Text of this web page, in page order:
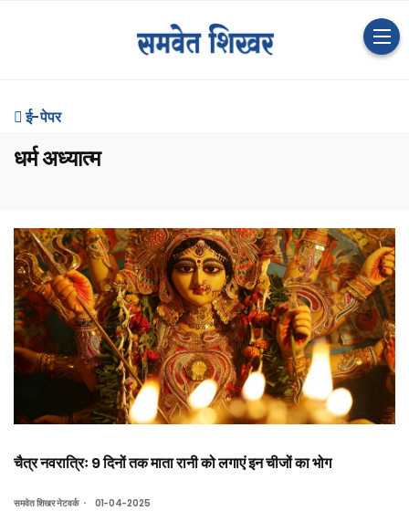
ई-पेपर
धर्म अध्यात्म
चैत्र नवरात्रिः 9 दिनों तक माता रानी को लगाएं इन चीजों का भोग
समवेत शिखर नेटवर्क . 01-04-2025